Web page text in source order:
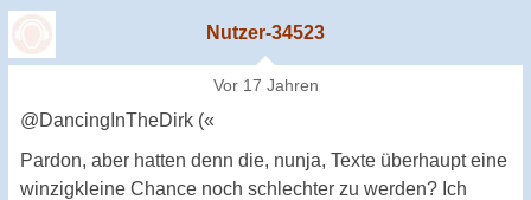
Nutzer-34523
Vor 17 Jahren
@DancingInTheDirk («
Pardon, aber hatten denn die, nunja, Texte überhaupt eine
winzigkleine Chance noch schlechter zu werden? Ich